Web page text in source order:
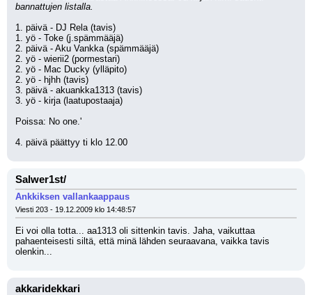
bannattujen listalla.
1. päivä - DJ Rela (tavis)
1. yö - Toke (j.spämmääjä)
2. päivä - Aku Vankka (spämmääjä)
2. yö - wierii2 (pormestari)
2. yö - Mac Ducky (ylläpito)
2. yö - hjhh (tavis)
3. päivä - akuankka1313 (tavis)
3. yö - kirja (laatupostaaja)
Poissa: No one.'
4. päivä päättyy ti klo 12.00
Salwer1st/
Ankkiksen vallankaappaus
Viesti 203 - 19.12.2009 klo 14:48:57
Ei voi olla totta... aa1313 oli sittenkin tavis. Jaha, vaikuttaa
pahaenteisesti siltä, että minä lähden seuraavana, vaikka tavis
olenkin...
akkaridekkari